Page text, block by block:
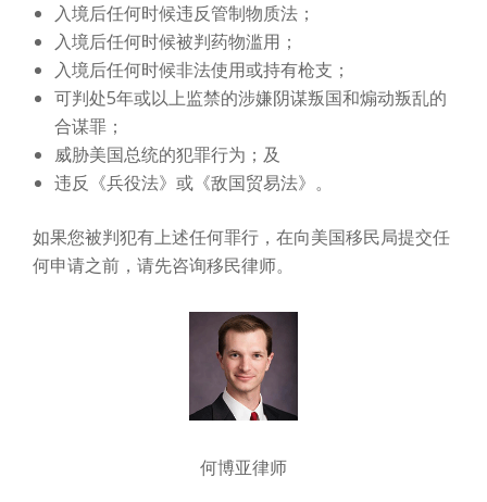
入境后任何时候违反管制物质法；
入境后任何时候被判药物滥用；
入境后任何时候非法使用或持有枪支；
可判处5年或以上监禁的涉嫌阴谋叛国和煽动叛乱的
合谋罪；
威胁美国总统的犯罪行为；及
违反《兵役法》或《敌国贸易法》。
如果您被判犯有上述任何罪行，在向美国移民局提交任
何申请之前，请先咨询移民律师。
何博亚律师